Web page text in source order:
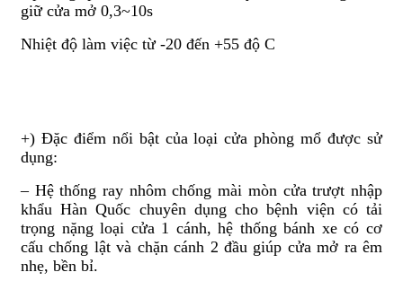
giữ cửa mở 0,3~10s
Nhiệt độ làm việc từ -20 đến +55 độ C
+) Đặc điểm nổi bật của loại cửa phòng mổ được sử
dụng:
– Hệ thống ray nhôm chống mài mòn cửa trượt nhập
khẩu Hàn Quốc chuyên dụng cho bệnh viện có tải
trọng nặng loại cửa 1 cánh, hệ thống bánh xe có cơ
cấu chống lật và chặn cánh 2 đầu giúp cửa mở ra êm
nhẹ, bền bỉ.